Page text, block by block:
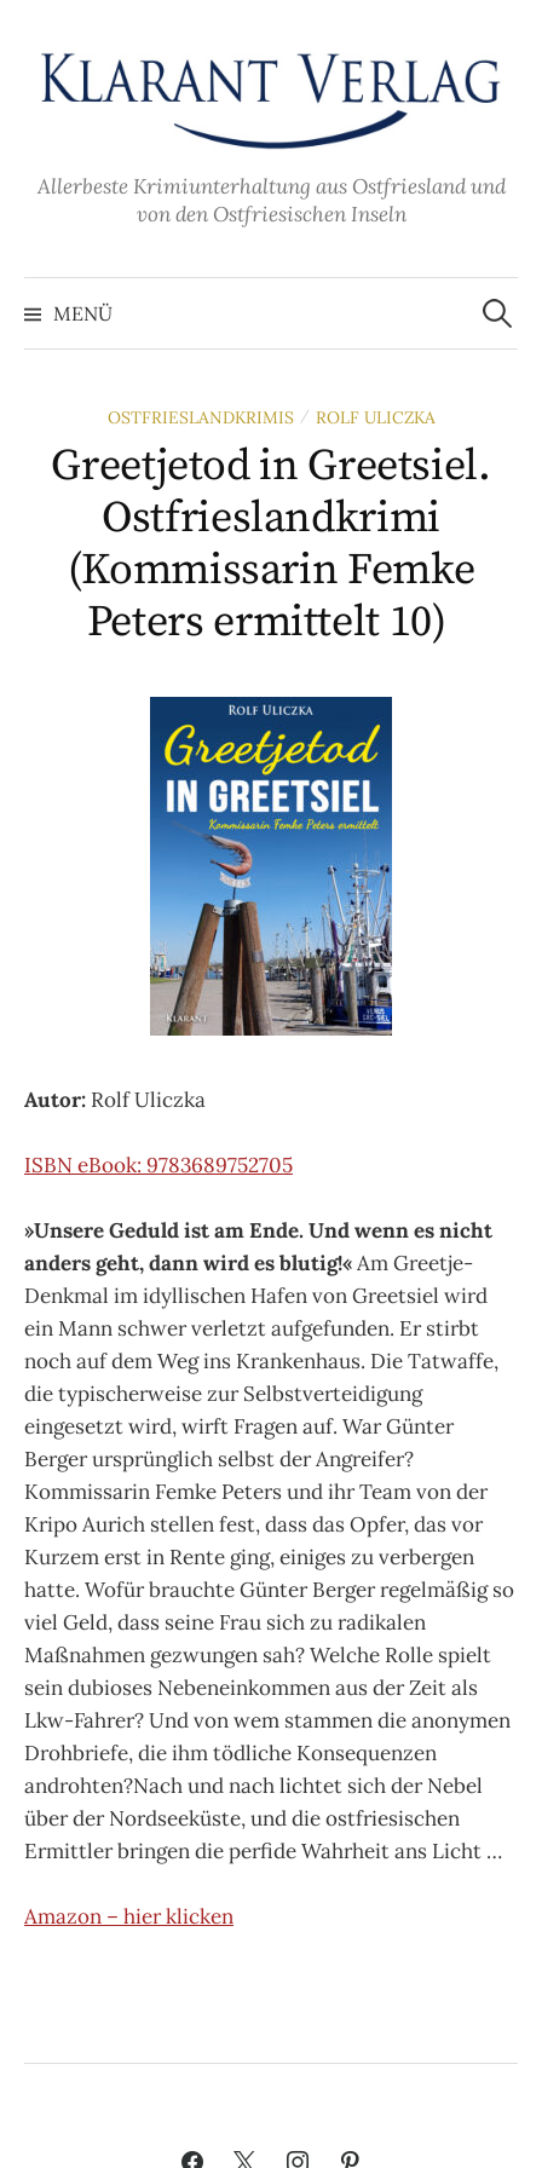
Inhalt
überspringen
Allerbeste Krimiunterhaltung aus Ostfriesland und
von den Ostfriesischen Inseln
MENÜ
Suche
nach:
OSTFRIESLANDKRIMIS / ROLF ULICZKA
Greetjetod in Greetsiel.
Ostfrieslandkrimi
(Kommissarin Femke
Peters ermittelt 10)
Autor: Rolf Uliczka
ISBN eBook: 9783689752705
»Unsere Geduld ist am Ende. Und wenn es nicht
anders geht, dann wird es blutig!«Am Greetje-
Denkmal im idyllischen Hafen von Greetsiel wird
ein Mann schwer verletzt aufgefunden. Er stirbt
noch auf dem Weg ins Krankenhaus. Die Tatwaffe,
die typischerweise zur Selbstverteidigung
eingesetzt wird, wirft Fragen auf. War Günter
Berger ursprünglich selbst der Angreifer?
Kommissarin Femke Peters und ihr Team von der
Kripo Aurich stellen fest, dass das Opfer, das vor
Kurzem erst in Rente ging, einiges zu verbergen
hatte. Wofür brauchte Günter Berger regelmäßig so
viel Geld, dass seine Frau sich zu radikalen
Maßnahmen gezwungen sah? Welche Rolle spielt
sein dubioses Nebeneinkommen aus der Zeit als
Lkw-Fahrer? Und von wem stammen die anonymen
Drohbriefe, die ihm tödliche Konsequenzen
androhten?Nach und nach lichtet sich der Nebel
über der Nordseeküste, und die ostfriesischen
Ermittler bringen die perfide Wahrheit ans Licht …
Amazon – hier klicken